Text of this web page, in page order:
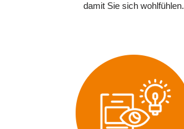
damit Sie sich wohlfühlen.